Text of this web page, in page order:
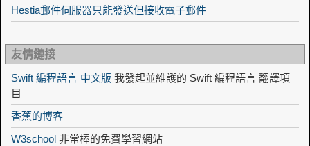
Hestia郵件伺服器只能發送但接收電子郵件
友情鏈接
Swift 編程語言 中文版 我發起並維護的 Swift 編程語言 翻譯項
目
香蕉的博客
W3school 非常棒的免費學習網站